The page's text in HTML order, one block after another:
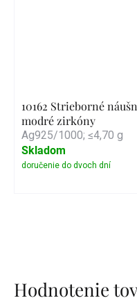
10162 Strieborné
modré zirkóny
Ag925/1000; ≤4,70 g
Skladom
Hodnotenie